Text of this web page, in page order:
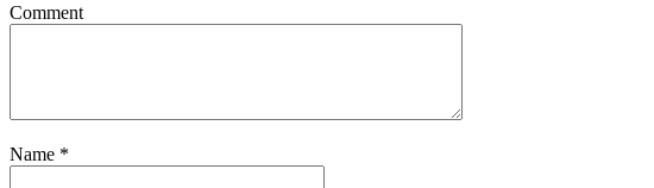
Comment
Name *